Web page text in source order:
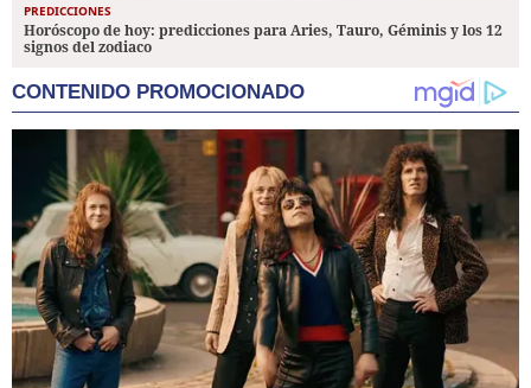
PREDICCIONES
Horóscopo de hoy: predicciones para Aries, Tauro, Géminis y los 12
signos del zodiaco
CONTENIDO PROMOCIONADO